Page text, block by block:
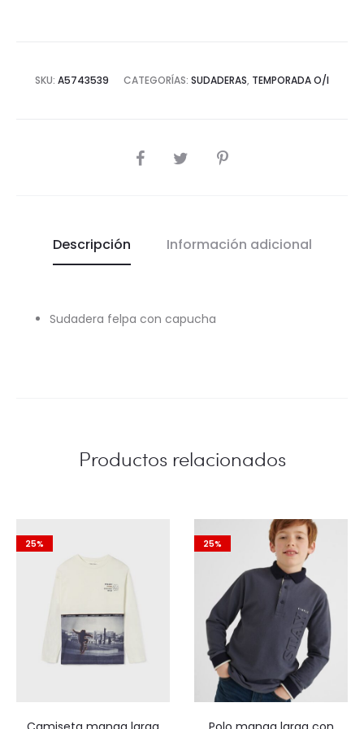
SKU: A5743539 CATEGORÍAS: SUDADERAS, TEMPORADA O/I
COMPARTIR
Descripción Información adicional
Sudadera felpa con capucha
Productos relacionados
25% 25%